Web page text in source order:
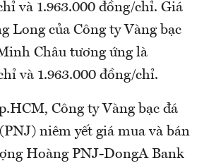
và 1.963.000 đồng/chỉ. Giá
Long của Công ty Vàng bạc
Châu tương ứng là
và 1.963.000 đồng/chỉ.
Công ty Vàng bạc đá
niêm yết giá mua và bán
Hoàng PNJ-DongA Bank